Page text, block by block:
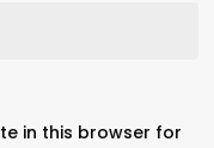
in this browser for